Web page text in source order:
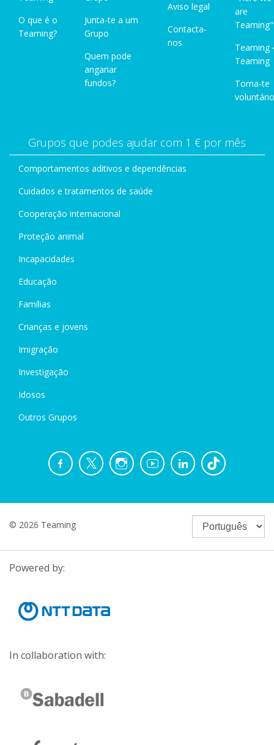
O que é o
Teaming?
Junta-te a um
Grupo
Quem pode
angariar
fundos?
Aviso legal
Contacta-
nos
are
Teaming"
Teaming
Teaming
Torna-te
Grupos que podes ajudar com 1 € por mês
Comportamentos aditivos e dependências
Cuidados e tratamentos de saúde
Cooperação internacional
Proteção animal
Incapacidades
Educação
Famílias
Crianças e jovens
Imigração
Investigação
Idosos
Outros Grupos
© 2026 Teaming
Powered by:
In collaboration with: